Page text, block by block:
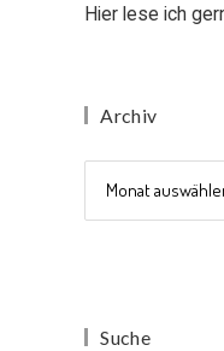
Hier lese ich
Archiv
Suche